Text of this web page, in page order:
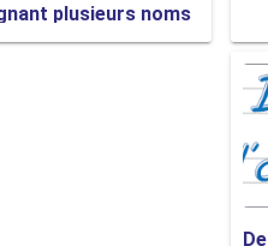
ou des honoraires
phrase. Il ne faudra
est suivi d’un
plusieurs noms